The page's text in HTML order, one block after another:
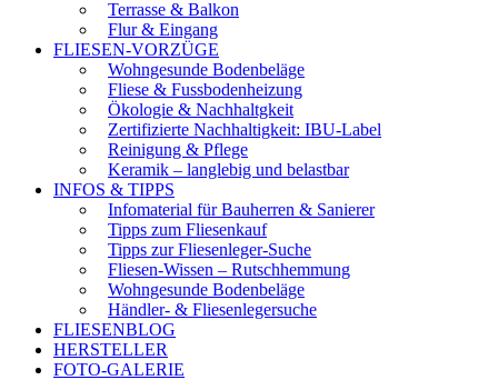
Terrasse & Balkon
Flur & Eingang
FLIESEN-VORZÜGE
Wohngesunde Bodenbeläge
Fliese & Fussbodenheizung
Ökologie & Nachhaltgkeit
Zertifizierte Nachhaltigkeit: IBU-Label
Reinigung & Pflege
Keramik – langlebig und belastbar
INFOS & TIPPS
Infomaterial für Bauherren & Sanierer
Tipps zum Fliesenkauf
Tipps zur Fliesenleger-Suche
Fliesen-Wissen – Rutschhemmung
Wohngesunde Bodenbeläge
Händler- & Fliesenlegersuche
FLIESENBLOG
HERSTELLER
FOTO-GALERIE